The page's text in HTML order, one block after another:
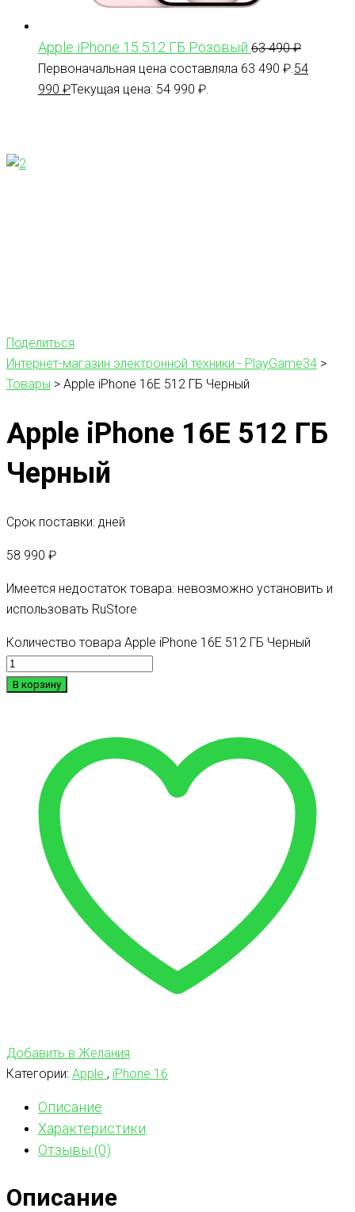
Apple iPhone 15 512 ГБ Розовый 63 490₽
Первоначальная цена составляла 63 490 ₽. 54
990 ₽Текущая цена: 54 990 ₽.
Поделиться
Интернет-магазин электронной техники - PlayGame34 >
Товары > Apple iPhone 16E 512 ГБ Черный
Apple iPhone 16E 512 ГБ
Черный
Срок поставки: дней
58 990 ₽
Имеется недостаток товара: невозможно установить и
использовать RuStore
Количество товара Apple iPhone 16E 512 ГБ Черный
В корзину
Добавить в Желания
Категории: Apple , iPhone 16
Описание
Характеристики
Отзывы (0)
Описание